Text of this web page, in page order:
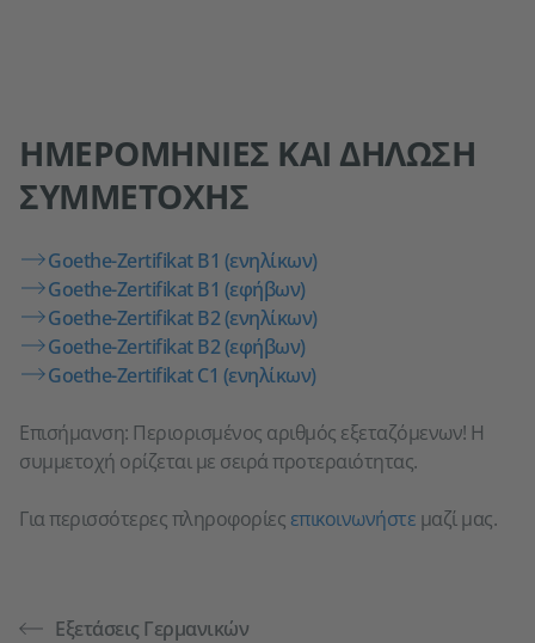
ΗΜΕΡΟΜΗΝΊΕΣ ΚΑΙ ΔΉΛΩΣΗ
ΣΥΜΜΕΤΟΧΉΣ
Goethe-Zertifikat B1 (ενηλίκων)
Goethe-Zertifikat B1 (εφήβων)
Goethe-Zertifikat B2 (ενηλίκων)
Goethe-Zertifikat B2 (εφήβων)
Goethe-Zertifikat C1 (ενηλίκων)
Επισήμανση: Περιορισμένος αριθμός εξεταζόμενων! Η
συμμετοχή ορίζεται με σειρά προτεραιότητας.
Για περισσότερες πληροφορίες επικοινωνήστε μαζί μας.
Εξετάσεις Γερμανικών